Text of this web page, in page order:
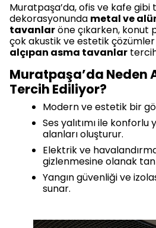
Muratpaşa’da, ofis ve kafe gibi
dekorasyonunda metal ve
tavanlaröne çıkarken, konut
çok akustik ve estetik
alçıpan asma tavanlar
Muratpaşa’da Neden
Tercih Ediliyor?
Modern ve estetik bir
Ses yalıtımı ile konforlu
alanları oluşturur.
Elektrik ve
gizlenmesine olanak
Yangın güvenliği ve
sunar.